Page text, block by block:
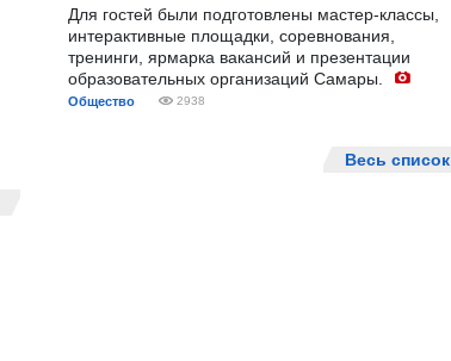
Для гостей были подготовлены мастер-классы,
интерактивные площадки, соревнования,
тренинги, ярмарка вакансий и презентации
образовательных организаций Самары.
Общество 2938
Весь список